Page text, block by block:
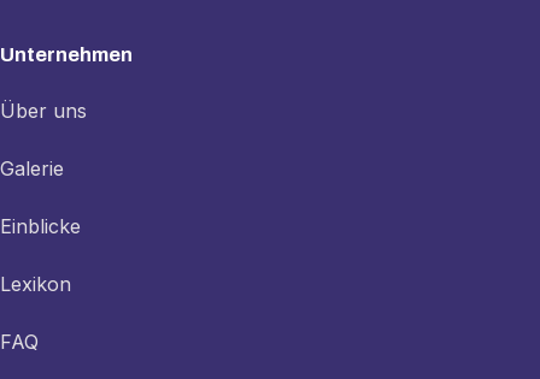
Unternehmen
Über uns
Galerie
Einblicke
Lexikon
FAQ